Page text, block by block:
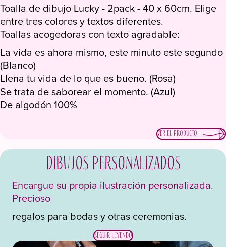
Toalla de dibujo Lucky - 2pack - 40 x 60cm. Elige
entre tres colores y textos diferentes.
Toallas acogedoras con texto agradable:
La vida es ahora mismo, este minuto este segundo
(Blanco)
Llena tu vida de lo que es bueno. (Rosa)
Se trata de saborear el momento. (Azul)
De algodón 100%
Ver el producto
Dibujos personalizados
Encargue su propia ilustración personalizada.
Precioso
regalos para bodas y otras ceremonias.
Seguir leyendo